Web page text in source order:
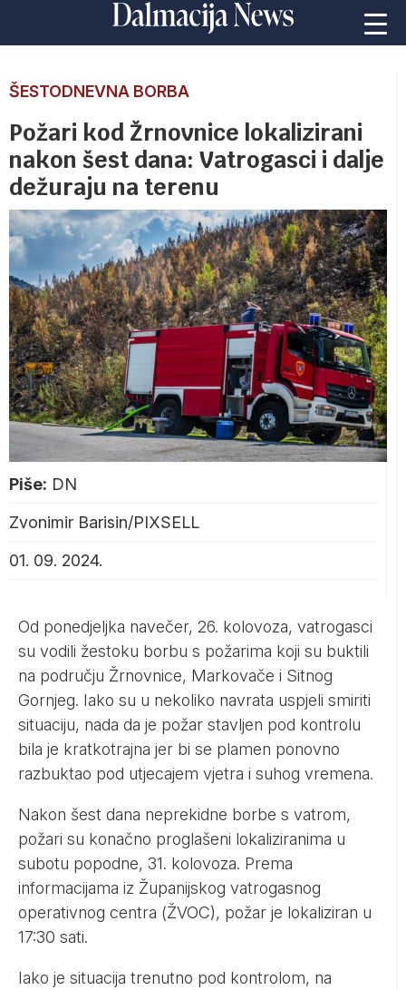
ŠESTODNEVNA BORBA
Požari kod Žrnovnice lokalizirani
nakon šest dana: Vatrogasci i dalje
dežuraju na terenu
Piše: DN
Zvonimir Barisin/PIXSELL
01. 09. 2024.
Od ponedjeljka navečer, 26. kolovoza, vatrogasci
su vodili žestoku borbu s požarima koji su buktili
na području Žrnovnice, Markovače i Sitnog
Gornjeg. Iako su u nekoliko navrata uspjeli smiriti
situaciju, nada da je požar stavljen pod kontrolu
bila je kratkotrajna jer bi se plamen ponovno
razbuktao pod utjecajem vjetra i suhog vremena.
Nakon šest dana neprekidne borbe s vatrom,
požari su konačno proglašeni lokaliziranima u
subotu popodne, 31. kolovoza. Prema
informacijama iz Županijskog vatrogasnog
operativnog centra (ŽVOC), požar je lokaliziran u
17:30 sati.
Iako je situacija trenutno pod kontrolom, na